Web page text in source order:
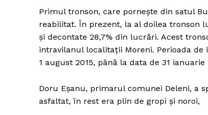
Primul tronson, care porneşte din satul
reabilitat. În prezent, la al doilea
și decontate 28,7% din lucrări. Acest
intravilanul localitații Moreni. Perioada
1 august 2015, până la data de 31 ianuarie
Doru Eșanu, primarul comunei Deleni, a
asfaltat, în rest era plin de gropi și noroi,